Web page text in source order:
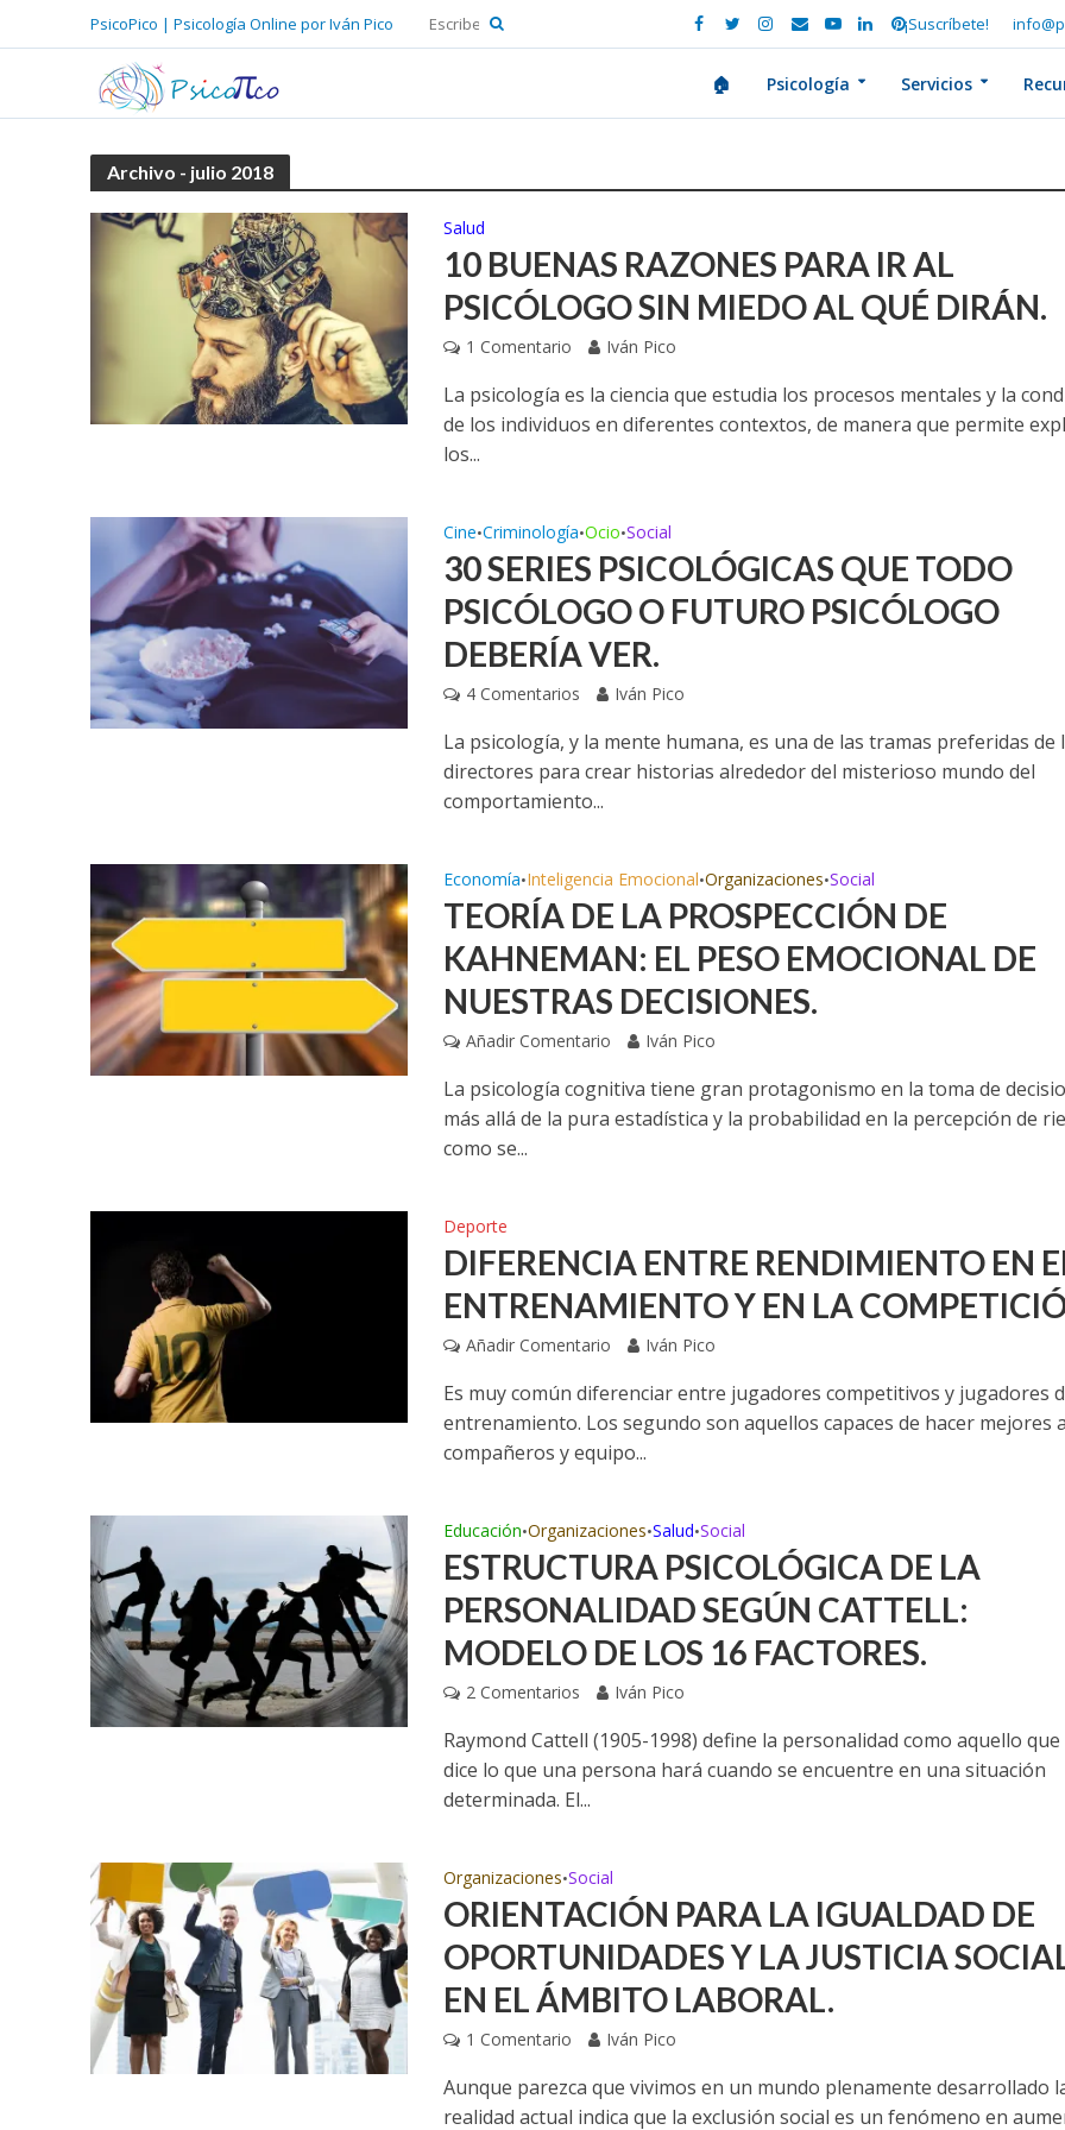
PsicoPico | Psicología Online por Iván Pico ¡Suscríbete!
🏠 Psicología Servicios
Archivo - julio 2018
Salud
10 BUENAS RAZONES PARA IR AL
PSICÓLOGO SIN MIEDO AL QUÉ DIRÁN.
1 Comentario Iván Pico
La psicología es la ciencia que estudia los procesos mentales y la
de los individuos en diferentes contextos, de manera que permite
los...
Cine•Criminología•Ocio•Social
30 SERIES PSICOLÓGICAS QUE TODO
PSICÓLOGO O FUTURO PSICÓLOGO
DEBERÍA VER.
4 Comentarios Iván Pico
La psicología, y la mente humana, es una de las tramas preferidas de
directores para crear historias alrededor del misterioso mundo del
comportamiento...
Economía•Inteligencia Emocional•Organizaciones•Social
TEORÍA DE LA PROSPECCIÓN DE
KAHNEMAN: EL PESO EMOCIONAL DE
NUESTRAS DECISIONES.
Añadir Comentario Iván Pico
La psicología cognitiva tiene gran protagonismo en la toma de
más allá de la pura estadística y la probabilidad en la percepción de
como se...
Deporte
DIFERENCIA ENTRE RENDIMIENTO EN
ENTRENAMIENTO Y EN LA
Añadir Comentario Iván Pico
Es muy común diferenciar entre jugadores competitivos y jugadores
entrenamiento. Los segundo son aquellos capaces de hacer mejores
compañeros y equipo...
Educación•Organizaciones•Salud•Social
ESTRUCTURA PSICOLÓGICA DE LA
PERSONALIDAD SEGÚN CATTELL:
MODELO DE LOS 16 FACTORES.
2 Comentarios Iván Pico
Raymond Cattell (1905-1998) define la personalidad como aquello
dice lo que una persona hará cuando se encuentre en una situación
determinada. El...
Organizaciones•Social
ORIENTACIÓN PARA LA IGUALDAD DE
OPORTUNIDADES Y LA JUSTICIA
EN EL ÁMBITO LABORAL.
1 Comentario Iván Pico
Aunque parezca que vivimos en un mundo plenamente desarrollado
realidad actual indica que la exclusión social es un fenómeno en